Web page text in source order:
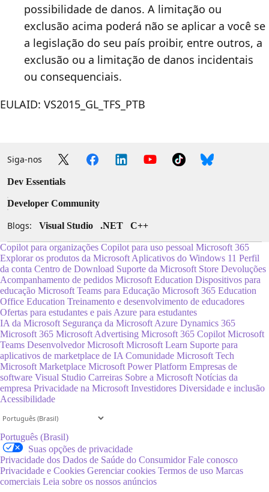
possibilidade de danos. A limitação ou
exclusão acima poderá não se aplicar a você se
a legislação do seu país proibir, entre outros, a
exclusão ou a limitação de danos incidentais
ou consequenciais.
EULAID: VS2015_GL_TFS_PTB
Siga-nos
Dev Essentials
Developer Community
Blogs: Visual Studio .NET C++
Copilot para organizações Copilot para uso pessoal Microsoft 365
Explorar os produtos da Microsoft Aplicativos do Windows 11 Perfil
da conta Centro de Download Suporte da Microsoft Store Devoluções
Acompanhamento de pedidos Microsoft Education Dispositivos para
educação Microsoft Teams para Educação Microsoft 365 Education
Office Education Treinamento e desenvolvimento de educadores
Ofertas para estudantes e pais Azure para estudantes
IA da Microsoft Segurança da Microsoft Azure Dynamics 365
Microsoft 365 Microsoft Advertising Microsoft 365 Copilot Microsoft
Teams Desenvolvedor Microsoft Microsoft Learn Suporte para
aplicativos de marketplace de IA Comunidade Microsoft Tech
Microsoft Marketplace Microsoft Power Platform Empresas de
software Visual Studio Carreiras Sobre a Microsoft Notícias da
empresa Privacidade na Microsoft Investidores Diversidade e inclusão
Acessibilidade
Português (Brasil)
Suas opções de privacidade
Privacidade dos Dados de Saúde do Consumidor Fale conosco
Privacidade e Cookies Gerenciar cookies Termos de uso Marcas
comerciais Leia sobre os nossos anúncios